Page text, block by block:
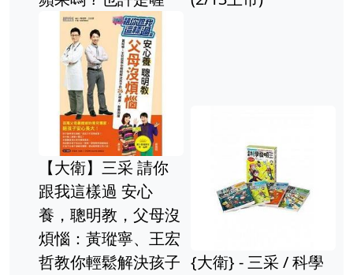
【大衛】三采 請你
跟我這樣過 安心
養，聰明教，父母沒
煩惱：黃瑽寧、王宏
哲教你輕鬆解決孩子 {大衛} - 三采 / 科學